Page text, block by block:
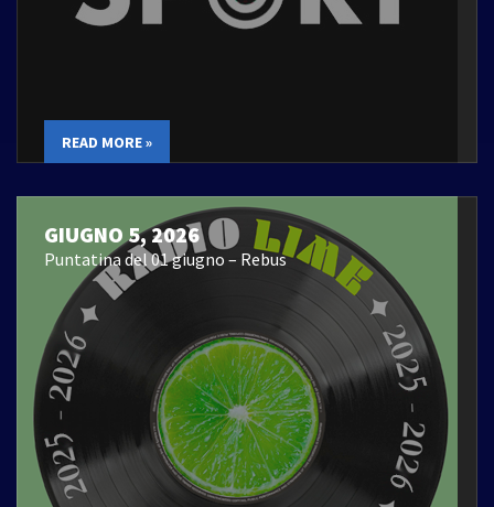
READ MORE »
GIUGNO 5, 2026
Puntatina del 01 giugno – Rebus